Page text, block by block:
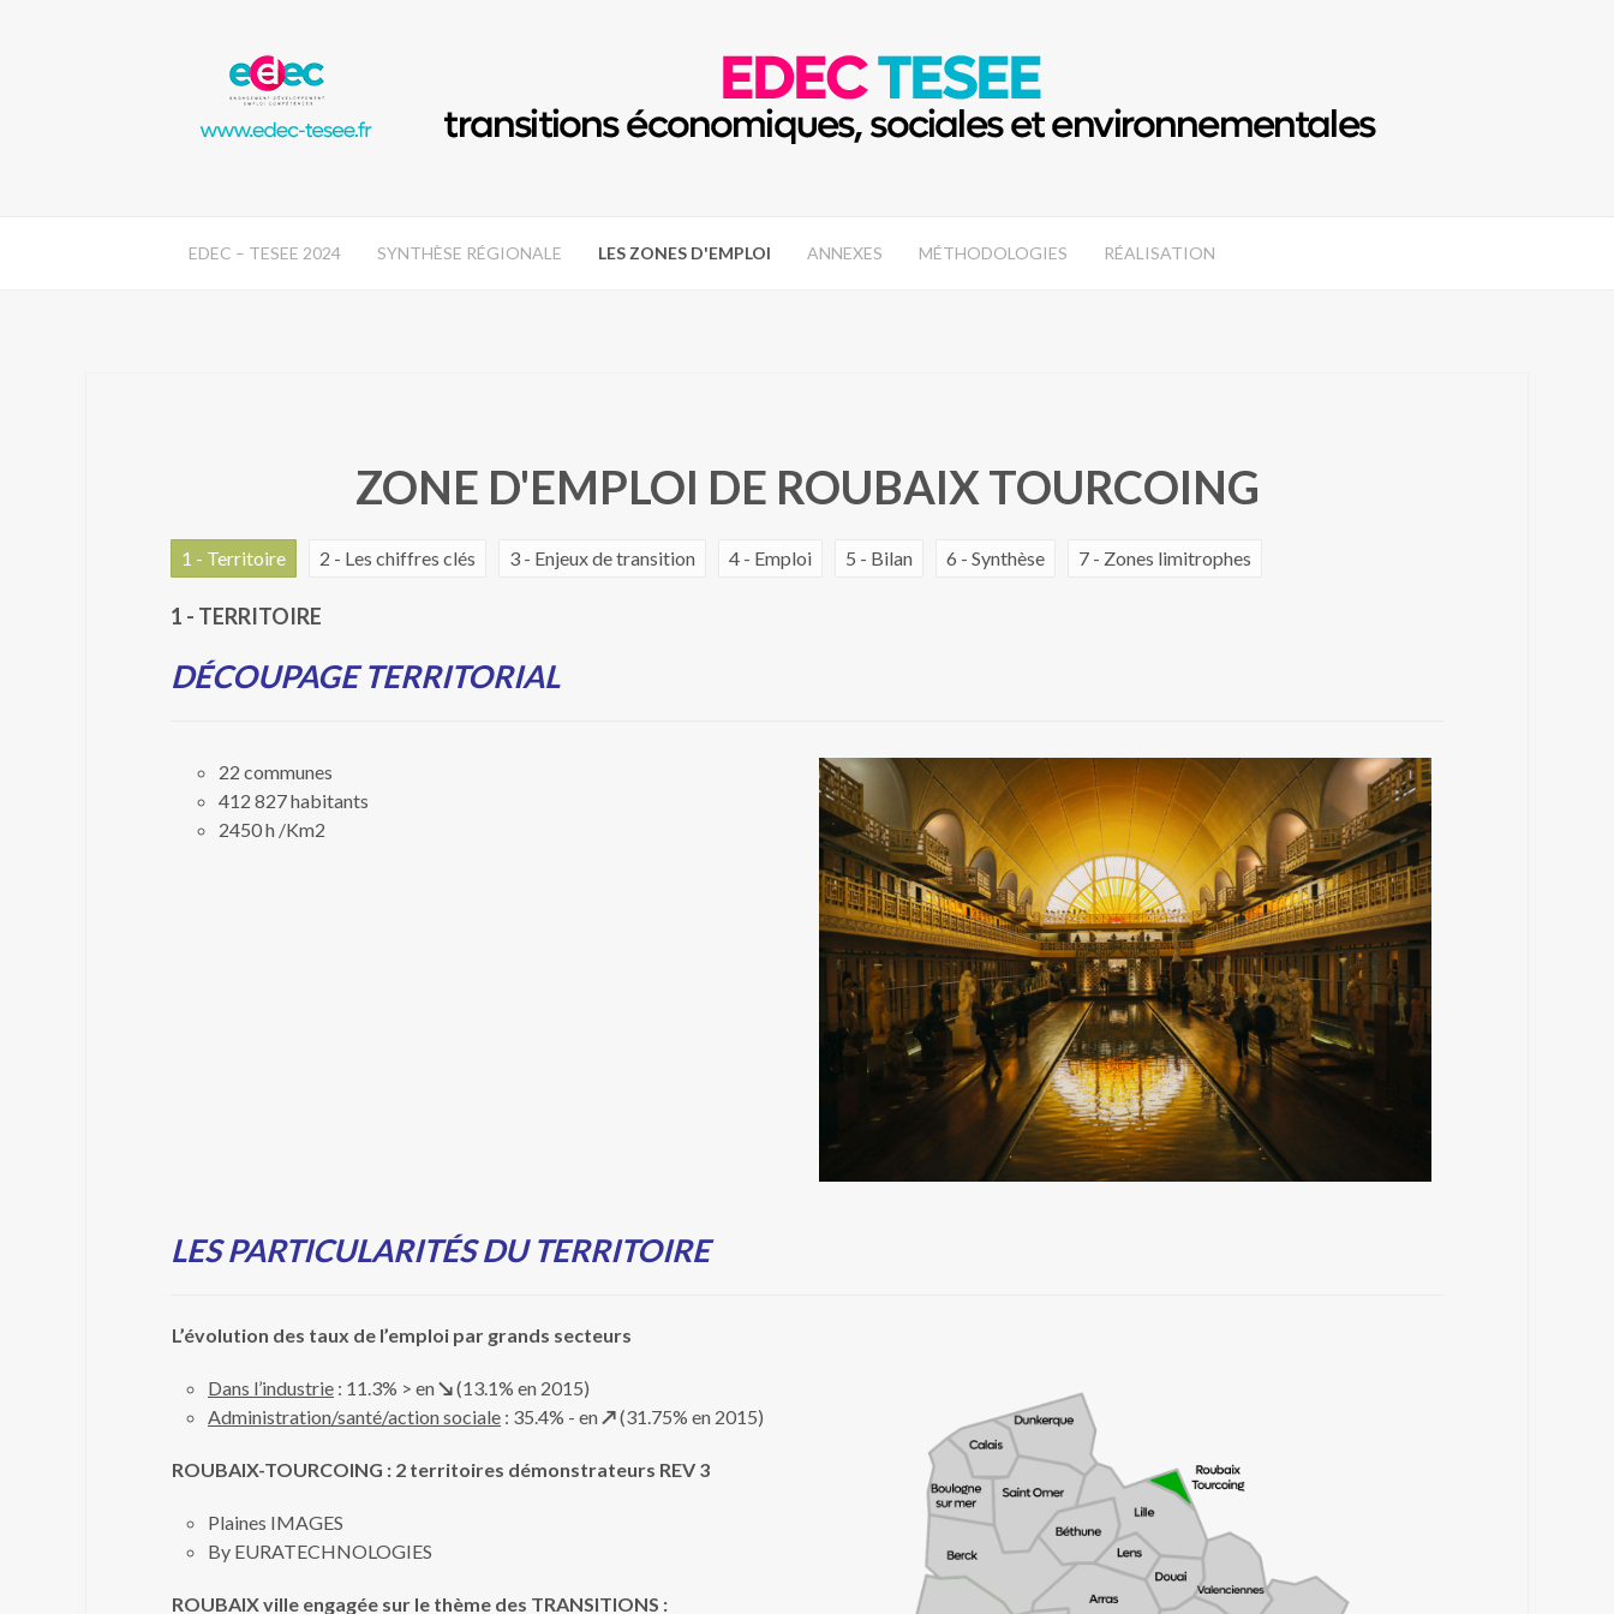
EDEC – TESEE 2024 SYNTHÈSE RÉGIONALE LES ZONES D'EMPLOI ANNEXES MÉTHODOLOGIES RÉALISATION
ZONE D'EMPLOI DE ROUBAIX TOURCOING
1 - Territoire 2 - Les chiffres clés 3 - Enjeux de transition 4 - Emploi 5 - Bilan 6 - Synthèse 7 - Zones limitrophes
1 - TERRITOIRE
DÉCOUPAGE TERRITORIAL
22 communes
412 827 habitants
2450 h /Km2
LES PARTICULARITÉS DU TERRITOIRE
L’évolution des taux de l’emploi par grands secteurs
Dans l’industrie : 11.3% > en↘(13.1% en 2015)
Administration/santé/action sociale : 35.4% - en↗(31.75% en 2015)
ROUBAIX-TOURCOING : 2 territoires démonstrateurs REV 3
Plaines IMAGES
By EURATECHNOLOGIES
ROUBAIX ville engagée sur le thème des TRANSITIONS :